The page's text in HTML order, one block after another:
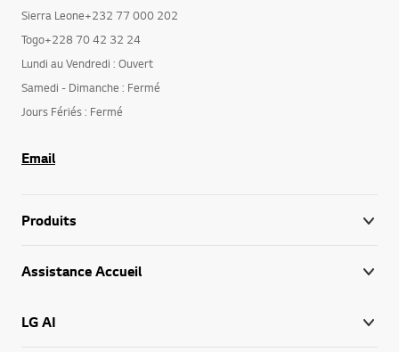
Sierra Leone+232 77 000 202
Togo+228 70 42 32 24
Lundi au Vendredi : Ouvert
Samedi - Dimanche : Fermé
Jours Fériés : Fermé
Email
Produits
Assistance Accueil
LG AI